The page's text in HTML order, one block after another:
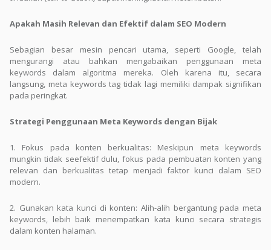
Apakah Masih Relevan dan Efektif dalam SEO Modern
Sebagian besar mesin pencari utama, seperti Google, telah
mengurangi atau bahkan mengabaikan penggunaan meta
keywords dalam algoritma mereka. Oleh karena itu, secara
langsung, meta keywords tag tidak lagi memiliki dampak signifikan
pada peringkat.
Strategi Penggunaan Meta Keywords dengan Bijak
1. Fokus pada konten berkualitas: Meskipun meta keywords
mungkin tidak seefektif dulu, fokus pada pembuatan konten yang
relevan dan berkualitas tetap menjadi faktor kunci dalam SEO
modern.
2. Gunakan kata kunci di konten: Alih-alih bergantung pada meta
keywords, lebih baik menempatkan kata kunci secara strategis
dalam konten halaman.